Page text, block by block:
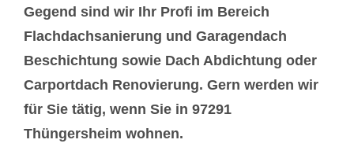
Gegend sind wir Ihr Profi im Bereich
Flachdachsanierung und Garagendach
Beschichtung sowie Dach Abdichtung oder
Carportdach Renovierung. Gern werden wir
für Sie tätig, wenn Sie in 97291
Thüngersheim wohnen.